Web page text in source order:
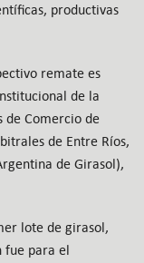
productivas
remate es
de la
de Comercio de
de Entre Ríos,
de Girasol),
lote de girasol,
fue para el